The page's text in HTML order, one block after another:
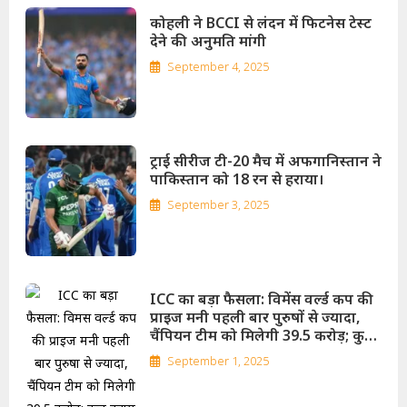
कोहली ने BCCI से लंदन में फिटनेस टेस्ट
देने की अनुमति मांगी
September 4, 2025
ट्राई सीरीज टी-20 मैच में अफगानिस्तान ने
पाकिस्तान को 18 रन से हराया।
September 3, 2025
ICC का बड़ा फैसला: विमेंस वर्ल्ड कप की
प्राइज मनी पहली बार पुरुषों से ज्यादा,
चैंपियन टीम को मिलेगी 39.5 करोड़; कुल
इनाम 122 करोड़!
September 1, 2025